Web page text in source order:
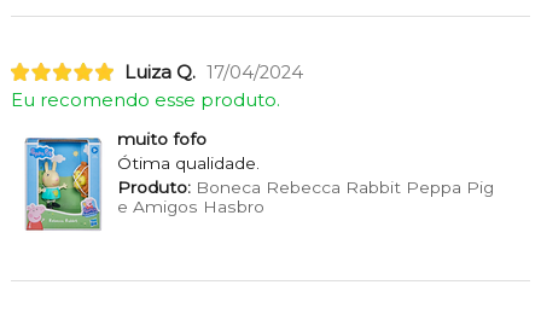
Luiza Q. 17/04/2024
Eu recomendo esse produto.
muito fofo
Ótima qualidade.
Produto:Boneca Rebecca Rabbit Peppa Pig
e Amigos Hasbro